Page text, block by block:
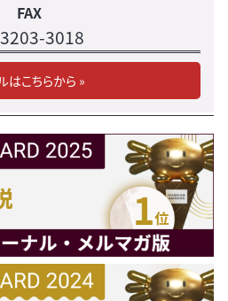
FAX
3018
はこちらから »